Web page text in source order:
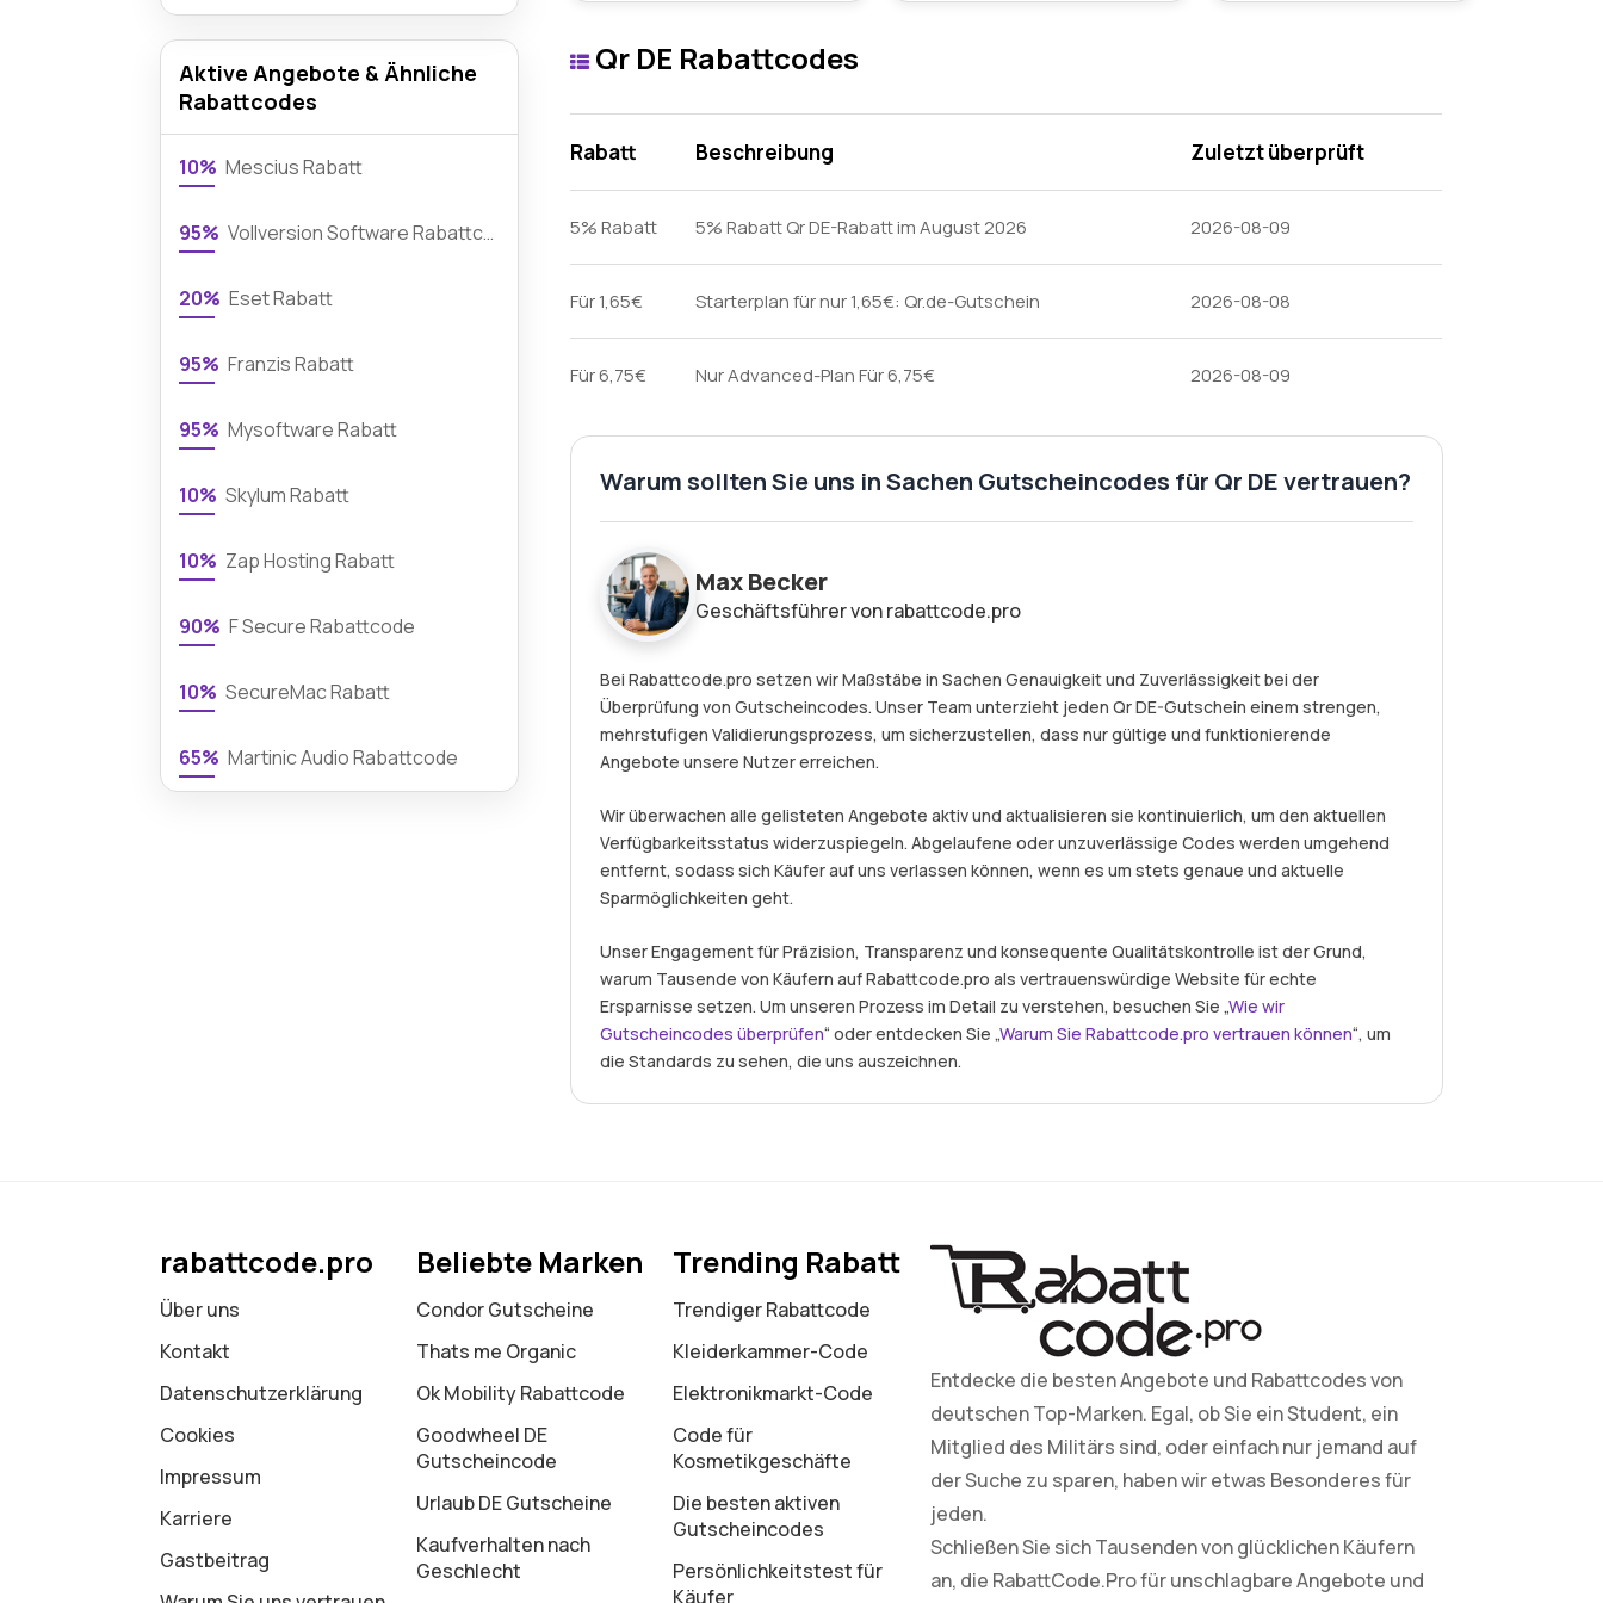
Qr DE Rabattcodes
Rabatt Beschreibung Zuletzt überprüft
5% Rabatt 5% Rabatt Qr DE-Rabatt im August 2026 2026-08-09
Für 1,65€ Starterplan für nur 1,65€: Qr.de-Gutschein 2026-08-08
Für 6,75€ Nur Advanced-Plan Für 6,75€ 2026-08-09
Warum sollten Sie uns in Sachen Gutscheincodes für Qr DE vertrauen?
Max Becker
Geschäftsführer von rabattcode.pro
Bei Rabattcode.pro setzen wir Maßstäbe in Sachen Genauigkeit und Zuverlässigkeit bei der
Überprüfung von Gutscheincodes. Unser Team unterzieht jeden Qr DE-Gutschein einem strengen,
mehrstufigen Validierungsprozess, um sicherzustellen, dass nur gültige und funktionierende
Angebote unsere Nutzer erreichen.
Wir überwachen alle gelisteten Angebote aktiv und aktualisieren sie kontinuierlich, um den aktuellen
Verfügbarkeitsstatus widerzuspiegeln. Abgelaufene oder unzuverlässige Codes werden umgehend
entfernt, sodass sich Käufer auf uns verlassen können, wenn es um stets genaue und aktuelle
Sparmöglichkeiten geht.
Unser Engagement für Präzision, Transparenz und konsequente Qualitätskontrolle ist der Grund,
warum Tausende von Käufern auf Rabattcode.pro als vertrauenswürdige Website für echte
Ersparnisse setzen. Um unseren Prozess im Detail zu verstehen, besuchen Sie „Wie wir
Gutscheincodes überprüfen“ oder entdecken Sie „Warum Sie Rabattcode.pro vertrauen können“, um
die Standards zu sehen, die uns auszeichnen.
Aktive Angebote & Ähnliche
Rabattcodes
10% Mescius Rabatt
95% Vollversion Software Rabattcode
20% Eset Rabatt
95% Franzis Rabatt
95% Mysoftware Rabatt
10% Skylum Rabatt
10% Zap Hosting Rabatt
90% F Secure Rabattcode
10% SecureMac Rabatt
65% Martinic Audio Rabattcode
rabattcode.pro
Über uns
Kontakt
Datenschutz­erklärung
Cookies
Impressum
Karriere
Gastbeitrag
Beliebte Marken
Condor Gutscheine
Thats me Organic
Ok Mobility Rabattcode
Goodwheel DE
Gutscheincode
Urlaub DE Gutscheine
Kaufverhalten nach
Geschlecht
Trending Rabatt
Trendiger Rabattcode
Kleiderkammer-Code
Elektronikmarkt-Code
Code für
Kosmetikgeschäfte
Die besten aktiven
Gutscheincodes
Persönlichkeitstest für
Käufer
Entdecke die besten Angebote und Rabattcodes von
deutschen Top-Marken. Egal, ob Sie ein Student, ein
Mitglied des Militärs sind, oder einfach nur jemand auf
der Suche zu sparen, haben wir etwas Besonderes für
jeden.
Schließen Sie sich Tausenden von glücklichen Käufern
an, die RabattCode.Pro für unschlagbare Angebote und